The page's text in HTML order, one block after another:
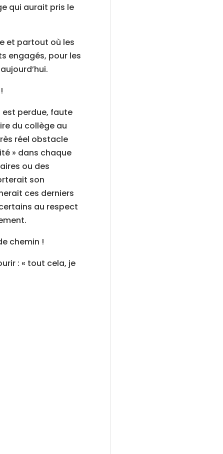
qui aurait pris le
et partout où les
engagés, pour les
perdue, faute
du collège au
réel obstacle
» dans chaque
ou des
son
ces derniers
au respect
chemin !
: « tout cela, je